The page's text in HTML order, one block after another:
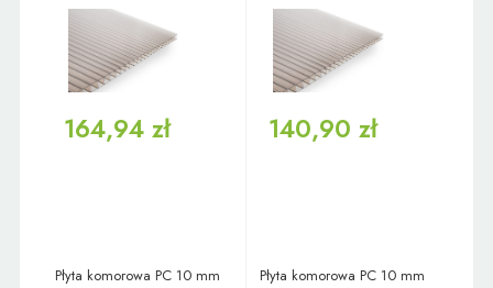
164,94 zł 140,90 zł
Płyta komorowa PC 10 mm
Płyta komorowa PC 10 mm